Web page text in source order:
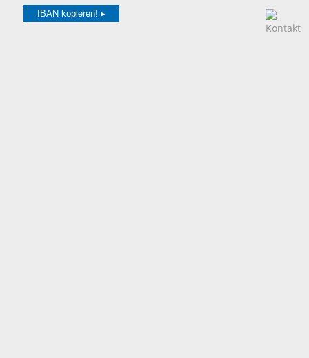
IBAN kopieren! ▸